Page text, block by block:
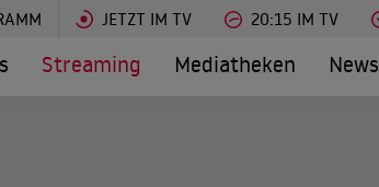
JETZT IM TV 20:15 IM TV
Streaming Mediatheken News